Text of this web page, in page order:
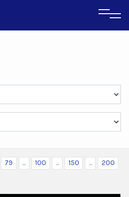
79 ... 100 ... 150 ...
200